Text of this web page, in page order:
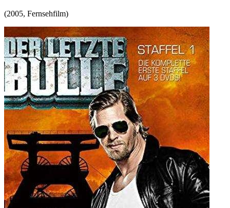
(2005, Fernsehfilm)